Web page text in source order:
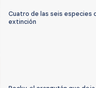
Cuatro de las seis especies
extinción